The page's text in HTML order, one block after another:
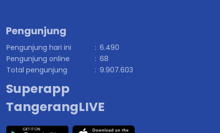
Pengunjung
Pengunjung hari ini : 6.490
Pengunjung online
: 68
Total pengunjung
: 9.907.603
Superapp
TangerangLIVE